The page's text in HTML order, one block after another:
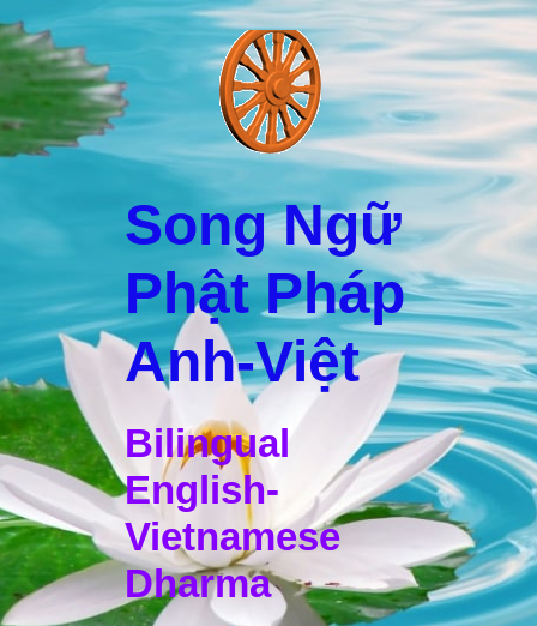
Song Ngữ
Phật Pháp
Anh-Việt
Bilingual
English-
Vietnamese
Dharma